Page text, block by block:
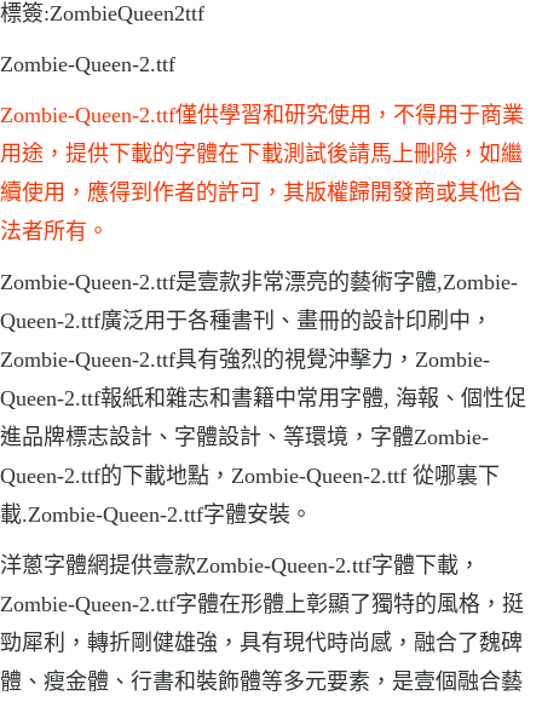
標簽:ZombieQueen2ttf
Zombie-Queen-2.ttf
Zombie-Queen-2.ttf僅供學習和研究使用，不得用于商業
用途，提供下載的字體在下載測試後請馬上刪除，如繼
續使用，應得到作者的許可，其版權歸開發商或其他合
法者所有。
Zombie-Queen-2.ttf是壹款非常漂亮的藝術字體,Zombie-
Queen-2.ttf廣泛用于各種書刊、畫冊的設計印刷中，
Zombie-Queen-2.ttf具有強烈的視覺沖擊力，Zombie-
Queen-2.ttf報紙和雜志和書籍中常用字體, 海報、個性促
進品牌標志設計、字體設計、等環境，字體Zombie-
Queen-2.ttf的下載地點，Zombie-Queen-2.ttf 從哪裏下
載.Zombie-Queen-2.ttf字體安裝。
洋蔥字體網提供壹款Zombie-Queen-2.ttf字體下載，
Zombie-Queen-2.ttf字體在形體上彰顯了獨特的風格，挺
勁犀利，轉折剛健雄強，具有現代時尚感，融合了魏碑
體、瘦金體、行書和裝飾體等多元要素，是壹個融合藝